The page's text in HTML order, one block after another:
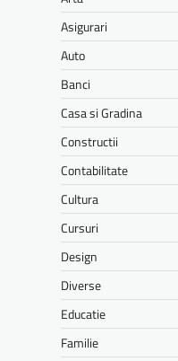
Asigurari
Auto
Banci
Casa si Gradina
Constructii
Contabilitate
Cultura
Cursuri
Design
Diverse
Educatie
Familie